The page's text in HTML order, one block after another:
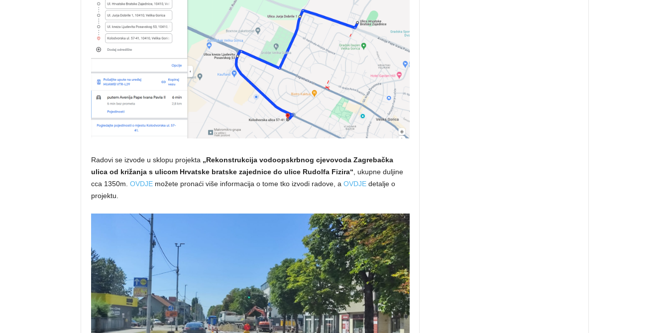
Radovi se izvode u sklopu projekta „Rekonstrukcija vodoopskrbnog cjevovoda Zagrebačka
ulica od križanja s ulicom Hrvatske bratske zajednice do ulice Rudolfa Fizira“ , ukupne duljine
cca 1350m. OVDJEmožete pronaći više informacija o tome tko izvodi radove, a OVDJEdetalje o
projektu.